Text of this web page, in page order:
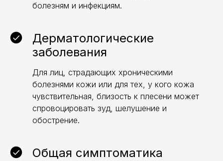
болезням и инфекциям.
Дерматологические
заболевания
Для лиц, страдающих хроническими
болезнями кожи или для тех, у кого кожа
чувствительная, близость к плесени может
спровоцировать зуд, шелушение и
обострение.
Общая симптоматика